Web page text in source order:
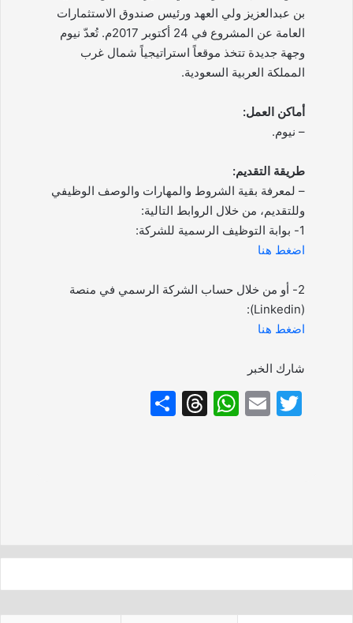
بن عبدالعزيز ولي العهد ورئيس صندوق الاستثمارات
العامة عن المشروع في 24 أكتوبر 2017م. تُعدّ نيوم
وجهة جديدة تتخذ موقعاً استراتيجياً شمال غرب
المملكة العربية السعودية.
أماكن العمل:
– نيوم.
طريقة التقديم:
– لمعرفة بقية الشروط والمهارات والوصف الوظيفي
وللتقديم، من خلال الروابط التالية:
1- بوابة التوظيف الرسمية للشركة:
اضغط هنا
2- أو من خلال حساب الشركة الرسمي في منصة
(Linkedin):
اضغط هنا
شارك الخبر
T
E
W
p
T